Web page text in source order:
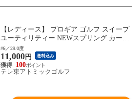
【レディース】 プロギア ゴルフ スイープ
ユーティリティー NEWスプリング カーボ
ンシャフト ブルー
#6／29.0度
11,000円 送料込み
100
テレ東アトミックゴルフ